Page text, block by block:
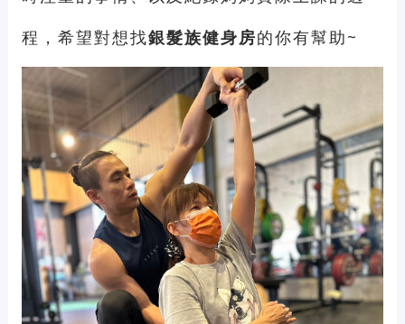
程，希望對想找銀髮族健身房的你有幫助~